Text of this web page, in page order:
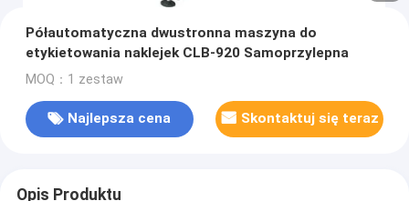
Półautomatyczna dwustronna maszyna do
etykietowania naklejek CLB-920 Samoprzylepna
MOQ：1 zestaw
Najlepsza cena Skontaktuj się teraz
Opis Produktu